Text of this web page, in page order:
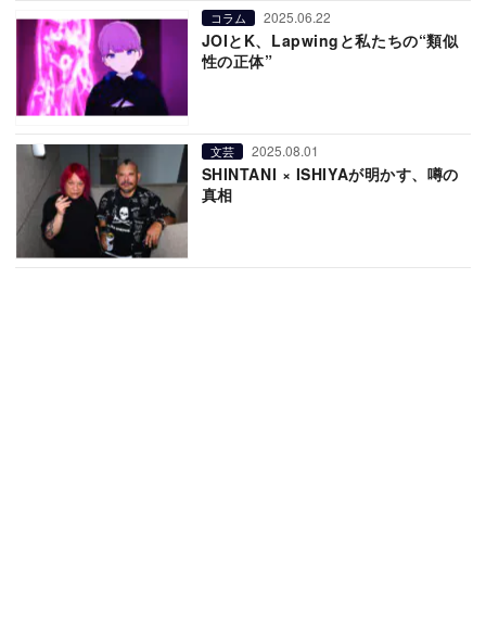
コラム 2025.06.22
JOIとK、Lapwingと私たちの“類似
性の正体”
文芸 2025.08.01
SHINTANI × ISHIYAが明かす、噂の
真相